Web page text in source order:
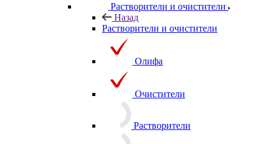
Растворители и очистители
Назад
Растворители и очистители
Олифа
Очистители
Растворители